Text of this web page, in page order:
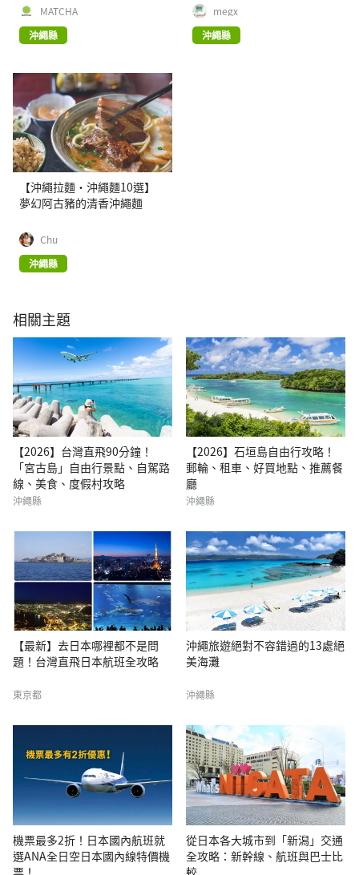
MATCHA
沖繩縣
megx
沖繩縣
【沖繩拉麵・沖繩麵10選】
夢幻阿古豬的清香沖繩麵
Chu
沖繩縣
相關主題
【2026】台灣直飛90分鐘！
「宮古島」自由行景點、自駕路
線、美食、度假村攻略
沖繩縣
【2026】石垣島自由行攻略！
郵輪、租車、好買地點、推薦餐
廳
沖繩縣
【最新】去日本哪裡都不是問
題！台灣直飛日本航班全攻略
東京都
沖繩旅遊絕對不容錯過的13處絕
美海灘
沖繩縣
機票最多2折！日本國內航班就
選ANA全日空日本國內線特價機
票！
從日本各大城市到「新潟」交通
全攻略：新幹線、航班與巴士比
較